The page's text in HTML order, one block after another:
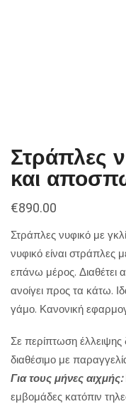
Στράπλες
και
€890.00
Στράπλες νυφικό με
νυφικό είναι στράπλες
επάνω μέρος. Διαθέτει
ανοίγει προς τα κάτω.
γάμο. Κανονική
Σε περίπτωση έλλειψης
διαθέσιμο με
Για τους μήνες αιχμής:
εμβομάδες κατόπιν